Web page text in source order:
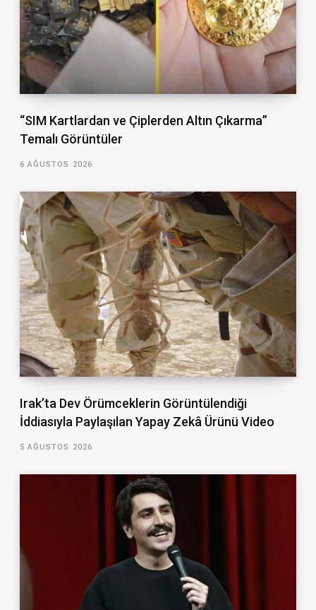
“SIM Kartlardan ve Çiplerden Altın Çıkarma”
Temalı Görüntüler
6 AĞUSTOS 2026
Irak’ta Dev Örümceklerin Görüntülendiği
İddiasıyla Paylaşılan Yapay Zekâ Ürünü Video
5 AĞUSTOS 2026